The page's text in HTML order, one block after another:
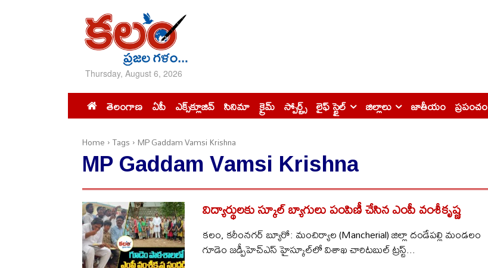
Thursday, August 6, 2026
తెలంగాణ ఏపీ ఎక్స్‌క్లూజివ్‌ సినిమా క్రైమ్ స్పోర్ట్స్ లైఫ్ స్టైల్ జిల్లాలు జాతీయం ప్రపంచం
Home Tags MP Gaddam Vamsi Krishna
MP Gaddam Vamsi Krishna
విద్యార్థులకు స్కూల్ బ్యాగులు పంపిణీ చేసిన ఎంపీ వంశీకృష్ణ
కలం, కరీంనగర్ బ్యూరో: మంచిర్యాల (Mancherial) జిల్లా దండేపల్లి మండలం
గూడెం జడ్పీహెచ్ఎస్ హైస్కూల్‌లో విశాఖ చారిటబుల్ ట్రస్ట్...